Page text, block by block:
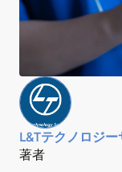
L&Tテクノロジー
著者